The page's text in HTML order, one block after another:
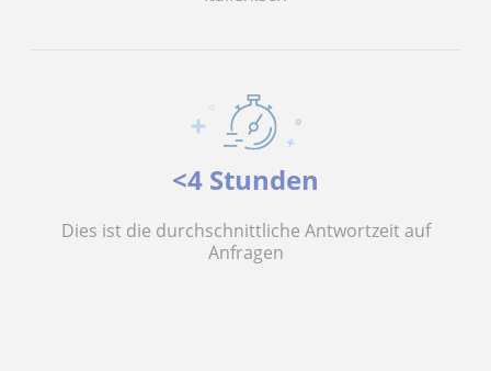
<4 Stunden
Dies ist die durchschnittliche Antwortzeit auf
Anfragen